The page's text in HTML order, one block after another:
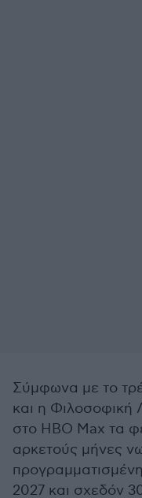
Σύμφωνα με το
και η Φιλοσοφική
στο HBO Max τα
αρκετούς μήνες
2027 και σχεδόν